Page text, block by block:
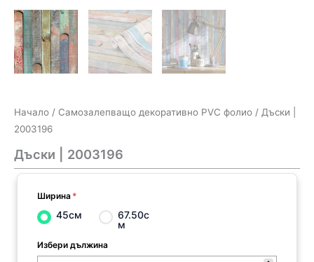
Начало / Самозалепващо декоративно PVC фолио / Дъски |
2003196
Дъски | 2003196
Ширина *
45см
67.50с
м
Избери дължина